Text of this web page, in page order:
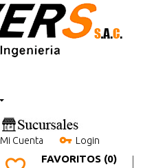
Mi Cuenta Login
FAVORITOS (0)